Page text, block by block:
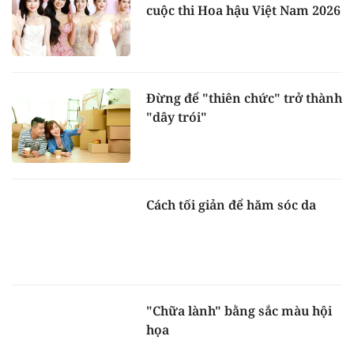
cuộc thi Hoa hậu Việt Nam 2026
Đừng để "thiên chức" trở thành
"dây trói"
Cách tối giản để hăm sóc da
"Chữa lành" bằng sắc màu hội
họa